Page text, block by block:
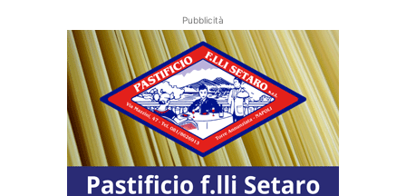
Pubblicità